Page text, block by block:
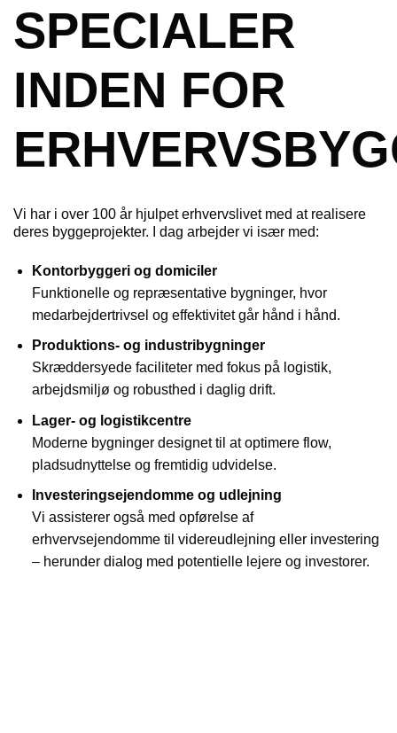
SPECIALER
INDEN FOR
Vi har i over 100 år hjulpet erhvervslivet med at realisere
deres byggeprojekter. I dag arbejder vi især med:
Kontorbyggeri og domiciler
Funktionelle og repræsentative bygninger, hvor
medarbejdertrivsel og effektivitet går hånd i hånd.
Produktions- og industribygninger
Skræddersyede faciliteter med fokus på logistik,
arbejdsmiljø og robusthed i daglig drift.
Lager- og logistikcentre
Moderne bygninger designet til at optimere flow,
pladsudnyttelse og fremtidig udvidelse.
Investeringsejendomme og udlejning
Vi assisterer også med opførelse af
erhvervsejendomme til videreudlejning eller investering
– herunder dialog med potentielle lejere og investorer.